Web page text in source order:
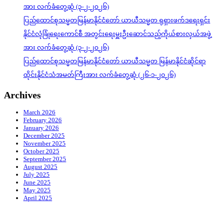
အား လက်ခံတွေ့ဆုံ (၃-၂-၂၀၂၆)
ပြည်ထောင်စုသမ္မတမြန်မာနိုင်ငံတော် ယာယီသမ္မတ ရုရှားဖက်ဒရေးရှင်း
နိုင်ငံလုံခြုံရေးကောင်စီ အတွင်းရေးမှူးဦးဆောင်သည့်ကိုယ်စားလှယ်အဖွဲ့
အား လက်ခံတွေ့ဆုံ (၃-၂-၂၀၂၆)
ပြည်ထောင်စုသမ္မတမြန်မာနိုင်ငံတော် ယာယီသမ္မတ မြန်မာနိုင်ငံဆိုင်ရာ
ထိုင်းနိုင်ငံသံအမတ်ကြီးအား လက်ခံတွေ့ဆုံ (၂၆-၁-၂၀၂၆)
Archives
March 2026
February 2026
January 2026
December 2025
November 2025
October 2025
September 2025
August 2025
July 2025
June 2025
May 2025
April 2025